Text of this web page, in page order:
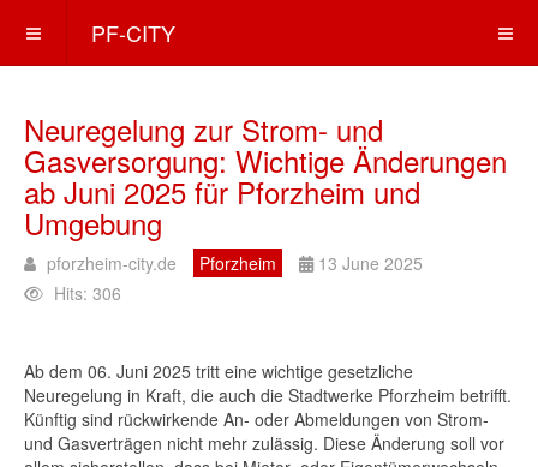
PF-CITY
Neuregelung zur Strom- und
Gasversorgung: Wichtige Änderungen
ab Juni 2025 für Pforzheim und
Umgebung
pforzheim-city.de Pforzheim
13 June 2025
Hits: 306
Ab dem 06. Juni 2025 tritt eine wichtige gesetzliche
Neuregelung in Kraft, die auch die Stadtwerke Pforzheim betrifft.
Künftig sind rückwirkende An- oder Abmeldungen von Strom-
und Gasverträgen nicht mehr zulässig. Diese Änderung soll vor